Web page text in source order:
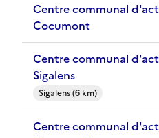
Centre communal d'action sociale (CCAS) -
Cocumont
Centre communal d'action sociale (CCAS) -
Sigalens
Sigalens (6 km)
Centre communal d'action sociale (CCAS) -